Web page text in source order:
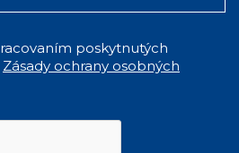
poskytnutých
Zásady ochrany osobných